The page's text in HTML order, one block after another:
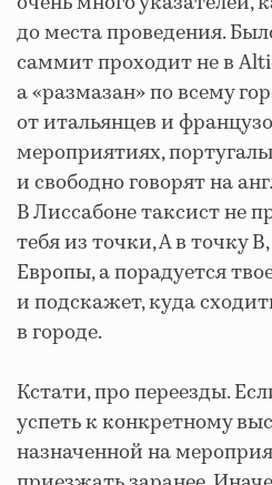
до места проведения.
саммит проходит не в
а «размазан» по всему
от итальянцев и
мероприятиях,
и свободно говорят на
В Лиссабоне таксист не
тебя из точки, А в точку
Европы, а порадуется
и подскажет, куда
в городе.
Кстати, про переезды.
успеть к конкретному
назначенной на